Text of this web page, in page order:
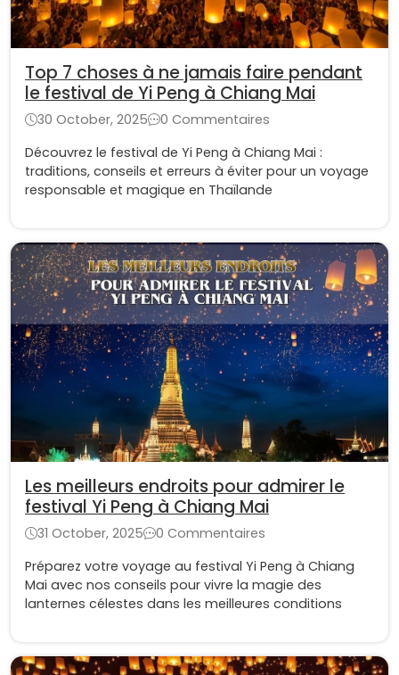
Top 7 choses à ne jamais faire pendant
le festival de Yi Peng à Chiang Mai
30 October, 2025
0 Commentaires
Découvrez le festival de Yi Peng à Chiang Mai :
traditions, conseils et erreurs à éviter pour un voyage
responsable et magique en Thaïlande
Les meilleurs endroits pour admirer le
festival Yi Peng à Chiang Mai
31 October, 2025
0 Commentaires
Préparez votre voyage au festival Yi Peng à Chiang
Mai avec nos conseils pour vivre la magie des
lanternes célestes dans les meilleures conditions